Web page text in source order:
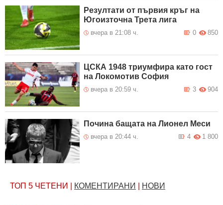
Резултати от първия кръг на
Югоизточна Трета лига
вчера в 21:08 ч. 850
0
ЦСКА 1948 триумфира като гост
на Локомотив София
вчера в 20:59 ч. 904
3
Почина бащата на Лионел Меси
вчера в 20:44 ч. 1 800
4
ТОП 5 ЧЕТЕНИ КОМЕНТИРАНИ НОВИ